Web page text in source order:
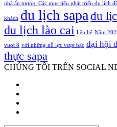
phá ấn tượng. Các mục tiêu phát triển du lịch
khách du lịch sapadu
du lịch lào cai liên hệ Năm
vượt 8 với những nỗ lực vượt bậc đại hội
thực sapa
CHÚNG TÔI TRÊN SOCIAL